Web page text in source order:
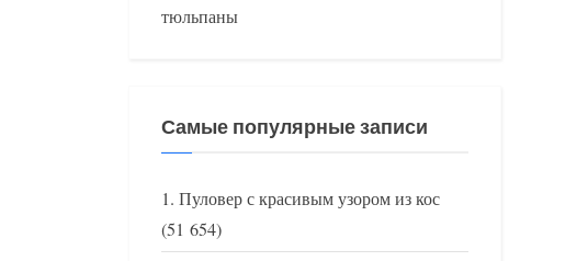
тюльпаны
Самые популярные записи
Пуловер с красивым узором из кос
(51 654)